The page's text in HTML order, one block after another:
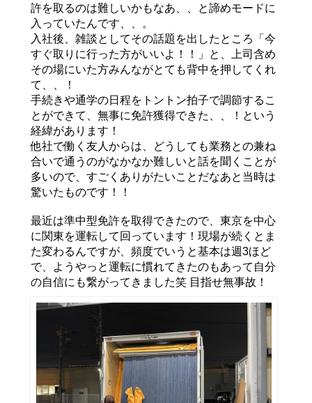
許を取るのは難しいかもなあ、、と諦めモードに
入っていたんです、、。
入社後、雑談としてその話題を出したところ「今
すぐ取りに行った方がいいよ！！」と、上司含め
その場にいた方みんながとても背中を押してくれ
て、、！
手続きや通学の日程をトントン拍子で調節するこ
とができて、無事に免許獲得できた、、！という
経緯があります！
他社で働く友人からは、どうしても業務との兼ね
合いで通うのがなかなか難しいと話を聞くことが
多いので、すごくありがたいことだなあと当時は
驚いたものです！！
最近は準中型免許を取得できたので、東京を中心
に関東を運転して回っています！現場が続くとま
た変わるんですが、頻度でいうと基本は週3ほど
で、ようやっと運転に慣れてきたのもあって自分
の自信にも繋がってきました笑 目指せ無事故！